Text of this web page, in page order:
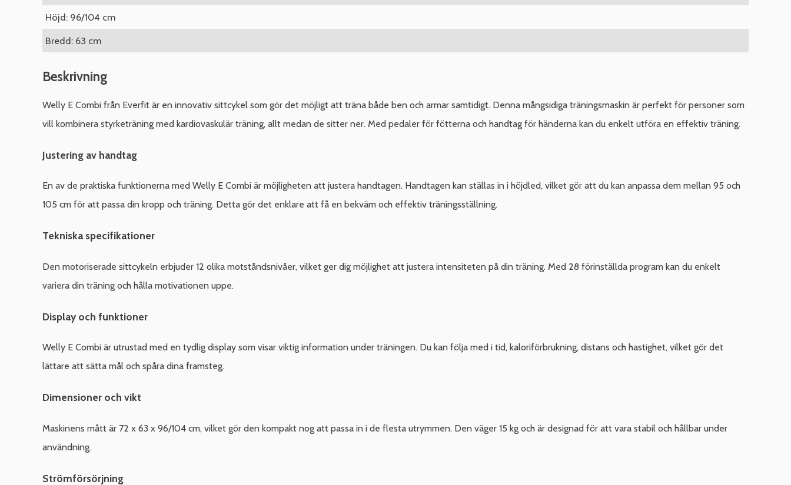
Höjd: 96/104 cm
Bredd: 63 cm
Beskrivning
Welly E Combi från Everfit är en innovativ sittcykel som gör det möjligt att träna både ben och armar samtidigt. Denna mångsidiga träningsmaskin är perfekt för personer som
vill kombinera styrketräning med kardiovaskulär träning, allt medan de sitter ner. Med pedaler för fötterna och handtag för händerna kan du enkelt utföra en effektiv träning.
Justering av handtag
En av de praktiska funktionerna med Welly E Combi är möjligheten att justera handtagen. Handtagen kan ställas in i höjdled, vilket gör att du kan anpassa dem mellan 95 och
105 cm för att passa din kropp och träning. Detta gör det enklare att få en bekväm och effektiv träningsställning.
Tekniska specifikationer
Den motoriserade sittcykeln erbjuder 12 olika motståndsnivåer, vilket ger dig möjlighet att justera intensiteten på din träning. Med 28 förinställda program kan du enkelt
variera din träning och hålla motivationen uppe.
Display och funktioner
Welly E Combi är utrustad med en tydlig display som visar viktig information under träningen. Du kan följa med i tid, kaloriförbrukning, distans och hastighet, vilket gör det
lättare att sätta mål och spåra dina framsteg.
Dimensioner och vikt
Maskinens mått är 72 x 63 x 96/104 cm, vilket gör den kompakt nog att passa in i de flesta utrymmen. Den väger 15 kg och är designad för att vara stabil och hållbar under
användning.
Strömförsörjning